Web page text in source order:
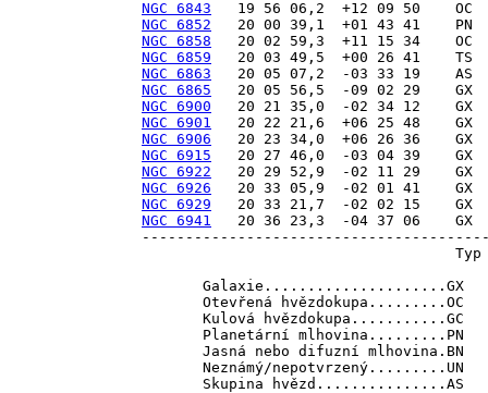
NGC 6843
NGC 6852
NGC 6858
NGC 6859
NGC 6863
NGC 6865
NGC 6900
NGC 6901
NGC 6906
NGC 6915
NGC 6922
NGC 6926
NGC 6929
NGC 6941
20 36 23,3  -04 37 06    GX
Typ
Galaxie.....................GX
Otevřená hvězdokupa.........OC
Kulová hvězdokupa...........GC
Planetární mlhovina.........PN
Jasná nebo difuzní mlhovina.BN
Neznámý/nepotvrzený.........UN
Skupina